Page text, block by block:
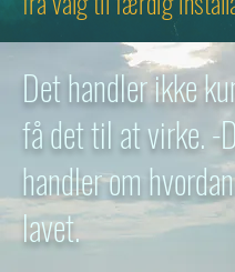
Det handler ikke
få det til at virke. -
handler om
lavet.